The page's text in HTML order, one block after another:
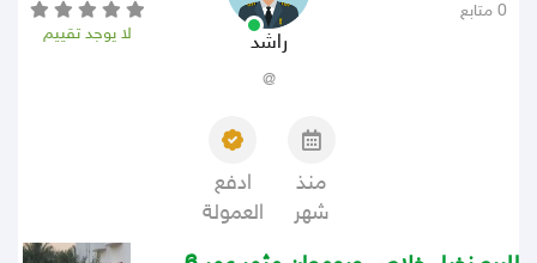
0 متابع
راشد
@
منذ
شهر
ادفع
العمولة
لا يوجد تقييم